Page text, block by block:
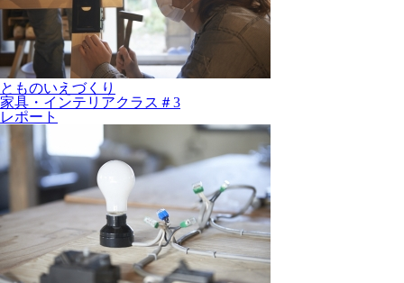
とものいえづくり
家具・インテリアクラス＃3
レポート